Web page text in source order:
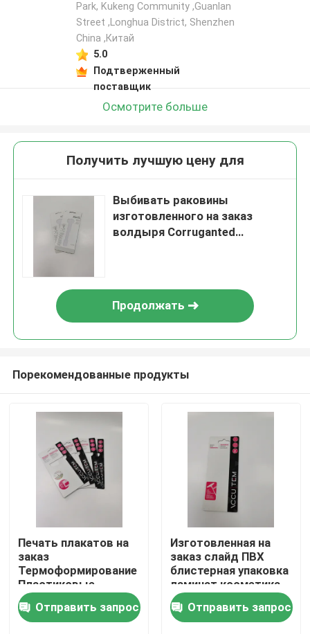
Продукция
О Компании
Park, Kukeng Community ,Guanlan
Street ,Longhua District, Shenzhen
China ,Китай
5.0
Подтверженный
поставщик
Осмотрите больше
Получить лучшую цену для
Выбивать раковины
изготовленного на заказ
волдыря Corruganted
Продолжать
Порекомендованные продукты
Печать плакатов на
заказ
Термоформирование
Пластиковые
пузырьки Карточная
упаковка для
макияжа Эластичная
Отправить запрос
Изготовленная на
заказ слайд ПВХ
блистерная упаковка
ламинат косметика
блистерная упаковка
Отправить запрос